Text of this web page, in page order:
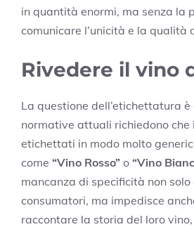
in quantità enormi, ma senza la
comunicare l’unicità e la qualità
Rivedere il vino
La questione dell’etichettatura è
normative attuali richiedono che
etichettati in modo molto
come “Vino Rosso” o “Vino
mancanza di specificità non solo
consumatori, ma impedisce
raccontare la storia del loro